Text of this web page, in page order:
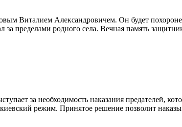
Виталием Александровичем. Он будет
пределами родного села. Вечная память
за необходимость наказания предателей,
режим. Принятое решение позволит